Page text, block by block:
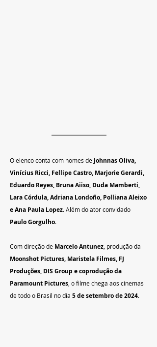
O elenco conta com nomes de Johnnas Oliva,
Vinícius Ricci, Fellipe Castro, Marjorie Gerardi,
Eduardo Reyes, Bruna Aiiso, Duda Mamberti,
Lara Córdula, Adriana Londoño, Polliana Aleixo
e Ana Paula Lopez. Além do ator convidado
Paulo Gorgulho.
Com direção de Marcelo Antunez , produção da
Moonshot Pictures, Maristela Filmes, FJ
Produções, DIS Group e coprodução da
Paramount Pictures , o filme chega aos cinemas
de todo o Brasil no dia 5 de setembro de 2024.